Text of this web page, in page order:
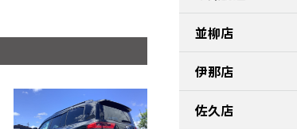
並柳店
伊那店
佐久店